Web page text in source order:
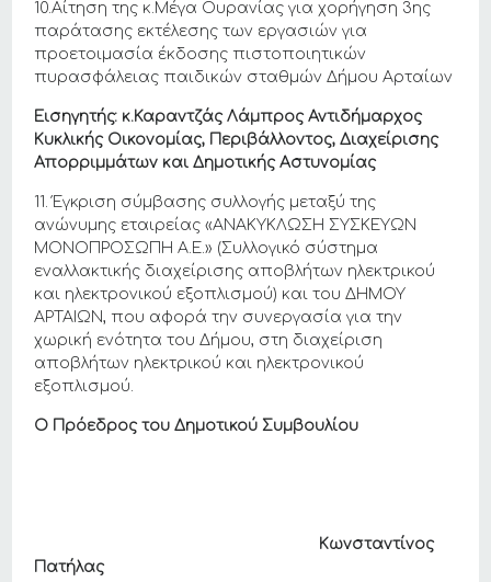
10.Αίτηση της κ.Μέγα Ουρανίας για χορήγηση 3ης
παράτασης εκτέλεσης των εργασιών για
προετοιμασία έκδοσης πιστοποιητικών
πυρασφάλειας παιδικών σταθμών Δήμου Αρταίων
Εισηγητής: κ.Καραντζάς Λάμπρος Αντιδήμαρχος
Κυκλικής Οικονομίας, Περιβάλλοντος, Διαχείρισης
Απορριμμάτων και Δημοτικής Αστυνομίας
11. Έγκριση σύμβασης συλλογής μεταξύ της
ανώνυμης εταιρείας «ΑΝΑΚΥΚΛΩΣΗ ΣΥΣΚΕΥΩΝ
ΜΟΝΟΠΡΟΣΩΠΗ Α.Ε.» (Συλλογικό σύστημα
εναλλακτικής διαχείρισης αποβλήτων ηλεκτρικού
και ηλεκτρονικού εξοπλισμού) και του ΔΗΜΟΥ
ΑΡΤΑΙΩΝ, που αφορά την συνεργασία για την
χωρική ενότητα του Δήμου, στη διαχείριση
αποβλήτων ηλεκτρικού και ηλεκτρονικού
εξοπλισμού.
Ο Πρόεδρος του Δημοτικού Συμβουλίου
Κωνσταντίνος
Πατήλας